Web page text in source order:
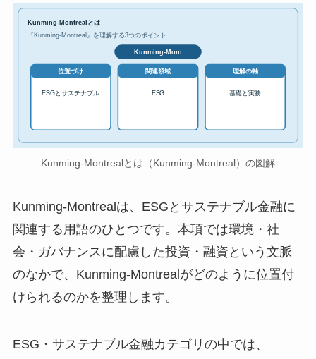
Kunming-Montrealとは
『Kunming-Montreal』を理解する3つのポイント
Kunming-Mont
位置づけ
ESGとサステナブル
関連領域
ESG
理解の軸
基礎と実務
Kunming-Montrealとは（Kunming-Montreal）の図解
Kunming-Montrealは、ESGとサステナブル金融に
関連する用語のひとつです。本項では環境・社
会・ガバナンスに配慮した投資・融資という文脈
のなかで、Kunming-Montrealがどのように位置付
けられるのかを整理します。
ESG・サステナブル金融カテゴリの中では、